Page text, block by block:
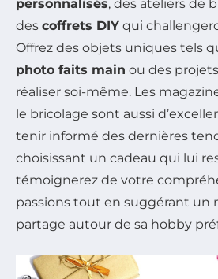
personnalisés, des ateliers de
des coffrets DIY qui
Offrez des objets uniques tels
photo faits main ou des
réaliser soi-même. Les
le bricolage sont aussi
tenir informé des dernières
choisissant un cadeau qui lui
témoignerez de votre
passions tout en suggérant un
partage autour de sa hobby